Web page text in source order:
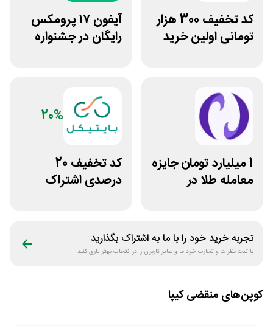
کد تخفیف 300 هزار
تومانی اولین خرید
آیفون ۱۷ پرومکس
رایگان در جشنواره
1 میلیارد تومان جایزه
معامله طلا در
20%
کد تخفیف 20
درصدی اشتراک
تجربه خرید خود را با ما به اشتراک بگذارید
با ثبت نظرات و تجارب خود ما و سایر کاربران را در انتخاب بهتر یاری کنید
کوپن‌های منقضیکیپا